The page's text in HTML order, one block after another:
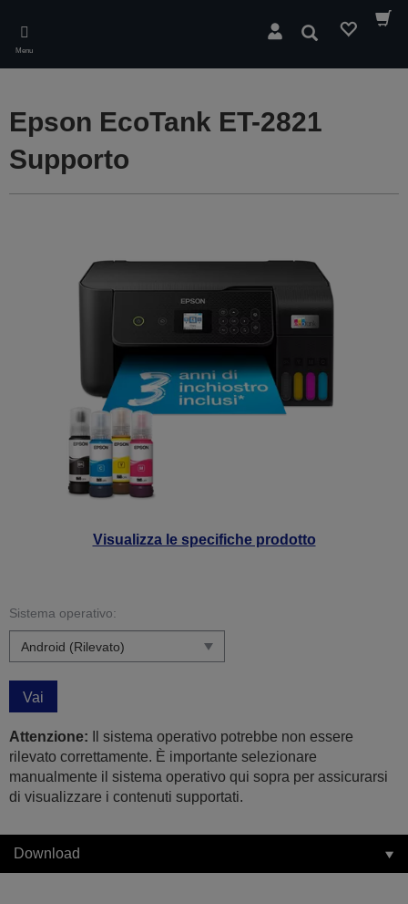
main
content
Menu
Cerca
Visualizza le specifiche prodotto
Epson EcoTank ET-2821
Supporto
Sistema operativo:
Vai
Attenzione: Il sistema operativo potrebbe non essere
rilevato correttamente. È importante selezionare
manualmente il sistema operativo qui sopra per assicurarsi
di visualizzare i contenuti supportati.
Download